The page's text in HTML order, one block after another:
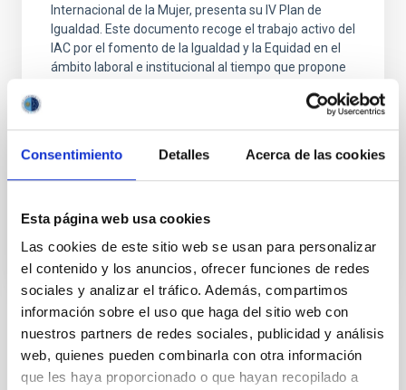
Consentimiento Detalles Acerca de las cookies
Esta página web usa cookies
Las cookies de este sitio web se usan para personalizar
el contenido y los anuncios, ofrecer funciones de redes
sociales y analizar el tráfico. Además, compartimos
información sobre el uso que haga del sitio web con
nuestros partners de redes sociales, publicidad y análisis
web, quienes pueden combinarla con otra información
que les haya proporcionado o que hayan recopilado a
Internacional de la Mujer, presenta su IV Plan de
Igualdad. Este documento recoge el trabajo activo del
IAC por el fomento de la Igualdad y la Equidad en el
ámbito laboral e institucional al tiempo que propone
El IAC ha sido pionero en instaurar políticas de
3/2007, para la igualdad efectiva de mujeres y
TIPO DE NOTICIA
NOTA DE PRENSA
ÁMBITO